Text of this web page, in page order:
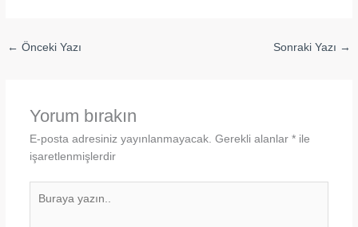
← Önceki Yazı Sonraki Yazı →
Yorum bırakın
E-posta adresiniz yayınlanmayacak. Gerekli alanlar *ile
işaretlenmişlerdir